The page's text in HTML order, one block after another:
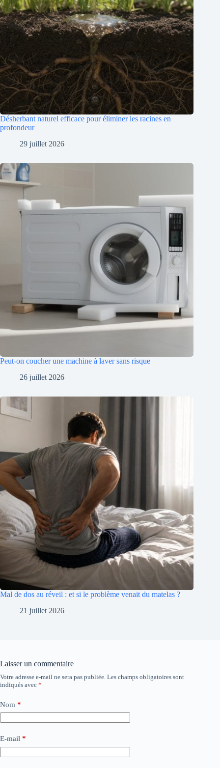
Désherbant naturel efficace pour éliminer les racines en
profondeur
29 juillet 2026
Peut-on coucher une machine à laver sans risque
26 juillet 2026
Mal de dos au réveil : et si le problème venait du matelas ?
21 juillet 2026
Laisser un commentaire
Votre adresse e-mail ne sera pas publiée. Les champs obligatoires sont
indiqués avec *
Nom *
E-mail *